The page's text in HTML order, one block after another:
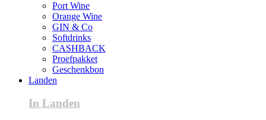
Port Wine
Orange Wine
GIN & Co
Softdrinks
CASHBACK
Proefpakket
Geschenkbon
Landen
In Landen